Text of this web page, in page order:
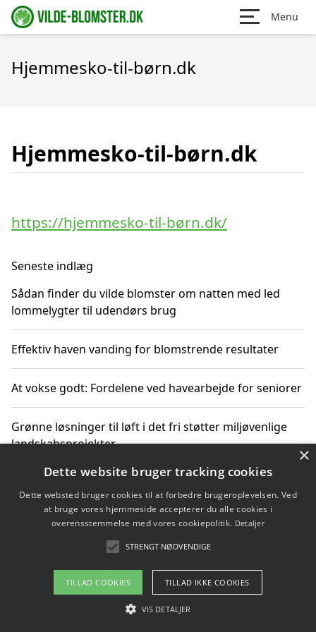
Menu
Hjemmesko-til-børn.dk
Hjemmesko-til-børn.dk
https://hjemmesko-til-børn.dk/
Seneste indlæg
Sådan finder du vilde blomster om natten med led
lommelygter til udendørs brug
Effektiv haven vanding for blomstrende resultater
At vokse godt: Fordelene ved havearbejde for seniorer
Grønne løsninger til løft i det fri støtter miljøvenlige
landskabsprojekter
Gør haven til et frirum for familien og naturen
Copyright 2026 - Pilanto Aps
Om / kontakt
Blog Betingelser
×
Dette website bruger tracking cookies
Dette websted bruger cookies til at forbedre brugeroplevelsen. Ved
at bruge vores hjemmeside accepterer du alle cookies i
overensstemmelse med vores cookiepolitik. Detaljer
STRENGT NØDVENDIGE
TILLAD COOKIES TILLAD IKKE COOKIES
VIS DETALJER